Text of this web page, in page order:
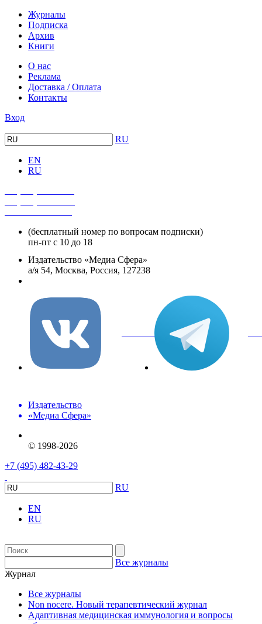
Журналы
Подписка
Архив
Книги
О нас
Реклама
Доставка / Оплата
Контакты
Вход
RU
EN
RU
(бесплатный номер по вопросам подписки)
пн-пт с 10 до 18
Издательство «Медиа Сфера»
а/я 54, Москва, Россия, 127238
вКонтакте
Издательство
«Медиа Сфера»
© 1998-2026
+7 (495) 482-43-29
RU
EN
RU
Все журналы
Журнал
Все журналы
Non nocere. Новый терапевтический журнал
Адаптивная медицинская иммунология и вопросы